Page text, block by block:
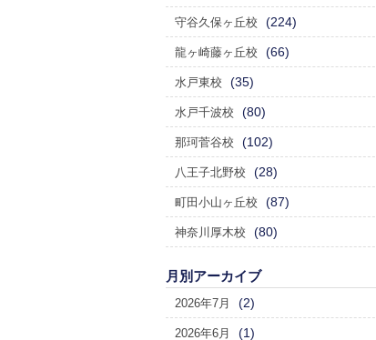
守谷久保ヶ丘校 (224)
龍ヶ崎藤ヶ丘校 (66)
水戸東校 (35)
水戸千波校 (80)
那珂菅谷校 (102)
八王子北野校 (28)
町田小山ヶ丘校 (87)
神奈川厚木校 (80)
月別アーカイブ
2026年7月 (2)
2026年6月 (1)